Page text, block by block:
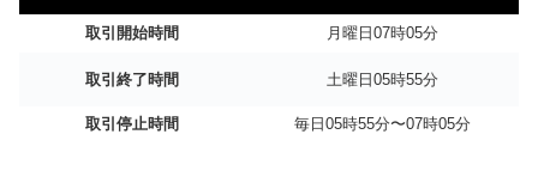
取引開始時間 月曜日07時05分
取引終了時間 土曜日05時55分
取引停止時間 毎日05時55分〜07時05分